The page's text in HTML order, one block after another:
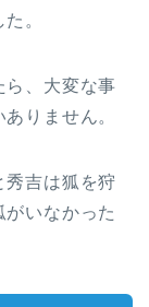
。
ら、大変な事
りません。
秀吉は狐を狩
いなかった